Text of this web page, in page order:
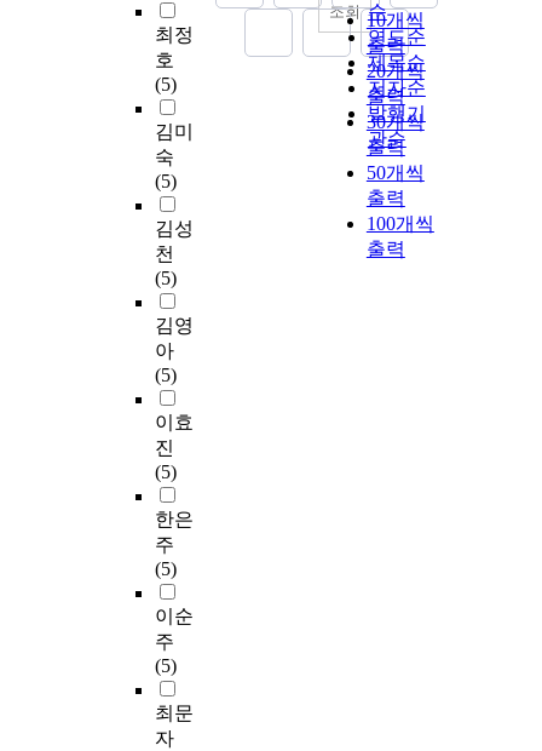
최정
호
(5)
김미
숙
(5)
김성
천
(5)
김영
아
(5)
이효
진
(5)
한은
주
(5)
이순
주
(5)
최문
자
순
연도순
제목순
저자순
발행기
관순
10개씩
출력
20개씩
출력
30개씩
출력
50개씩
출력
100개씩
출력
조회